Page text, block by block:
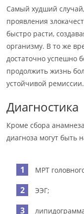
Самый худший
проявления
быстро расти,
организму. В то же
достаточно успешно
продолжить жизнь
устойчивой ремиссии.
Диагностика
Кроме сбора
диагноза могут
МРТ
ЭЭГ;